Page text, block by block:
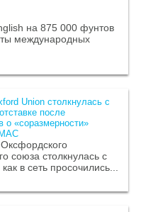
на 875 000 фунтов
международных
Union столкнулась с
после
о «соразмерности»
союза столкнулась с
в сеть просочились...